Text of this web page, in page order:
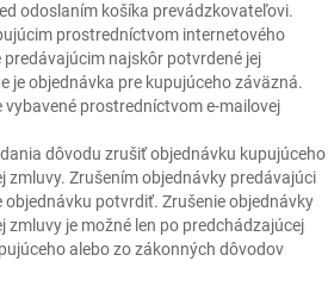
odoslaním košíka prevádzkovateľovi.
prostredníctvom internetového
najskôr potvrdené jej
je objednávka pre kupujúceho záväzná.
prostredníctvom e-mailovej
dôvodu zrušiť objednávku kupujúceho
zmluvy. Zrušením objednávky predávajúci
objednávku potvrdiť. Zrušenie objednávky
zmluvy je možné len po predchádzajúcej
alebo zo zákonných dôvodov